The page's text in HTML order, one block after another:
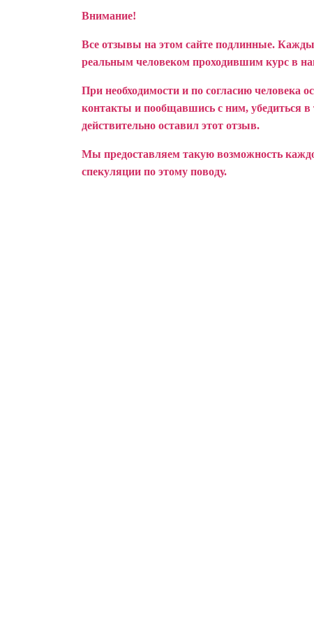
Внимание!
Все отзывы на этом сайте подлинные.
реальным человеком проходившим курс в
При необходимости и по согласию человека
контакты и пообщавшись с ним, убедиться в
действительно оставил этот отзыв.
Мы предоставляем такую возможность
спекуляции по этому поводу.